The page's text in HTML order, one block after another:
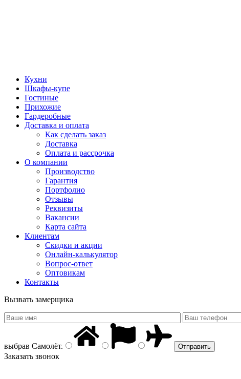
Кухни
Шкафы-купе
Гостиные
Прихожие
Гардеробные
Доставка и оплата
Как сделать заказ
Доставка
Оплата и рассрочка
О компании
Производство
Гарантия
Портфолио
Отзывы
Реквизиты
Вакансии
Карта сайта
Клиентам
Скидки и акции
Онлайн-калькулятор
Вопрос-ответ
Оптовикам
Контакты
Вызвать замерщика
выбрав Самолёт.
Заказать звонок